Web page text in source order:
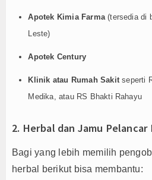
Apotek Kimia Farma(tersedia di
Leste)
Apotek Century
Klinik atau Rumah Sakitseperti
Medika, atau RS Bhakti Rahayu
2. Herbal dan Jamu Pelancar
Bagi yang lebih memilih
herbal berikut bisa membantu: